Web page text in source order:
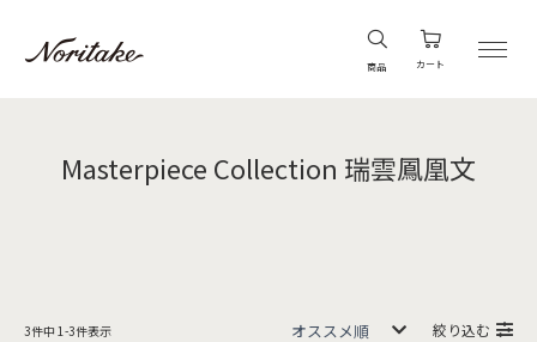
商品 カート
Masterpiece Collection 瑞雲鳳凰文
3件中 1 -3件表示 絞り込む